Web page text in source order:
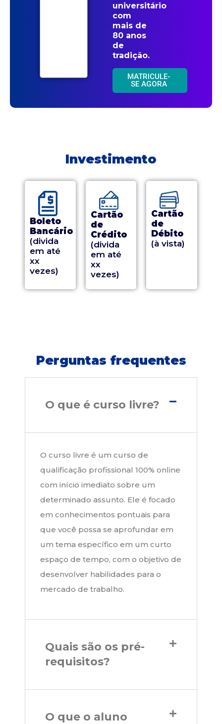
universitário
com
mais de
80 anos
de
tradição.
MATRICULE-
SE AGORA
Investimento
Boleto
Bancário
(divida
em até
xx
vezes)
Cartão
de
Crédito
(divida
em até
xx
vezes)
Cartão
de
Débito
(à vista)
Perguntas frequentes
O que é curso livre?
O curso livre é um curso de
qualificação profissional 100% online
com início imediato sobre um
determinado assunto. Ele é focado
em conhecimentos pontuais para
que você possa se aprofundar em
um tema específico em um curto
espaço de tempo, com o objetivo de
desenvolver habilidades para o
mercado de trabalho.
Quais são os pré-
requisitos?
O que o aluno